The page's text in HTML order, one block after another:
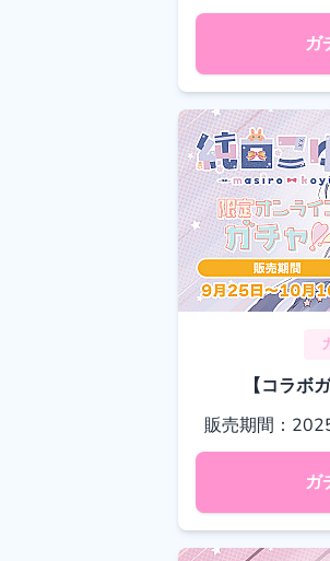
ガ
【コラボ
販売期間：
ガ